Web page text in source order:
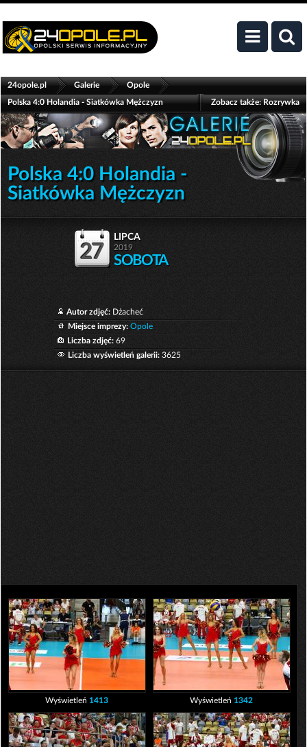
24opole.pl Galerie Opole
Polska 4:0 Holandia - Siatkówka Mężczyzn Zobacz także:Rozrywka
Polska 4:0 Holandia -
Siatkówka Mężczyzn
27
lipca
2019
SOBOTA
Autor zdjęć: Dżacheć
Miejsce imprezy: Opole
Liczba zdjęć: 69
Liczba wyświetleń galerii: 3625
Wyświetleń 1413 Wyświetleń 1342